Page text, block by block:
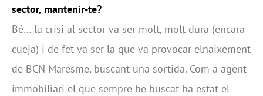
sector, mantenir-te?
Bé… la crisi al sector va ser molt, molt dura (encara
cueja) i de fet va ser la que va provocar elnaixement
de BCN Maresme, buscant una sortida. Com a agent
immobiliari el que sempre he buscat ha estat el